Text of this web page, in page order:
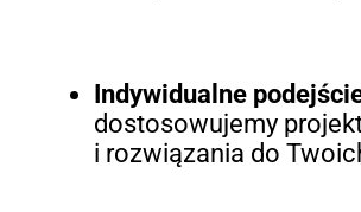
Indywidualne
dostosowujemy
i rozwiązania do